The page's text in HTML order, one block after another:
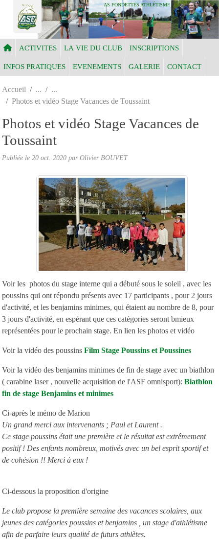
AS FONDETTES ATHLÉTISME
ACTIVITES LA VIE DU CLUB INSCRIPTIONS
INFOS PRATIQUES EVENEMENTS GALERIE CONTACT
Accueil
Photos et vidéo Stage Vacances de Toussaint
Photos et vidéo Stage Vacances de
Toussaint
Publiée le 20 oct. 2020 par Olivier BOUVET
Voir les photos du stage interne qui a débuté sous le soleil , avec les
poussins qui ont répondu présents avec 17 participants , pour 2 jours
d'activité, et les benjamins minimes, qui étaient au nombre de 8, pour
3 jours d'activité, en espérant que ces catégories seront bmieux
représentées pour le prochain stage. En lien les photos et vidéo
Voir la vidéo des poussins Film Stage Poussins et Poussines
Voir la vidéo des benjamins minimes de fin de stage avec un biathlon
( carabine laser , nouvelle acquisition de l'ASF omnisport): Biathlon
fin de stage Benjamins et minimes
Ci-après le mémo de Marion
Un grand merci aux intervenants ; Paul et Laurent .
Ce stage poussins était une première et le résultat est extrêmement
positif ! Des enfants nombreux, motivés avec un bel esprit sportif et
de cohésion !! Merci à eux !
Ci-dessous la proposition d'origine
Le club propose la première semaine des vacances scolaires, aux
jeunes des catégories poussins et benjamins , un stage d'athlétisme
afin de parfaire leurs qualité de futurs athlètes.
Panneau de gestion des cookies